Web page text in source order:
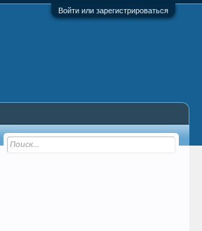
Войти или зарегистрироваться